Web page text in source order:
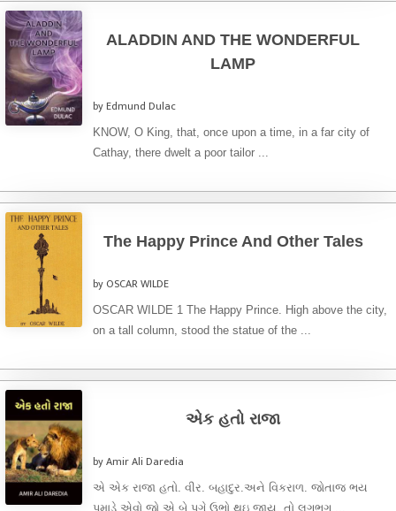
ALADDIN AND THE WONDERFUL
LAMP
by Edmund Dulac
KNOW, O King, that, once upon a time, in a far city of
Cathay, there dwelt a poor tailor ...
The Happy Prince And Other Tales
by OSCAR WILDE
OSCAR WILDE 1 The Happy Prince. High above the city,
on a tall column, stood the statue of the ...
એક હતો રાજા
by Amir Ali Daredia
એ એક રાજા હતો. વીર. બહાદુર.અને વિકરાળ. જોતાજ ભય
પમાડે એવો.જો એ બે પગે ઉભો થઇ જાય. તો લગભગ ...